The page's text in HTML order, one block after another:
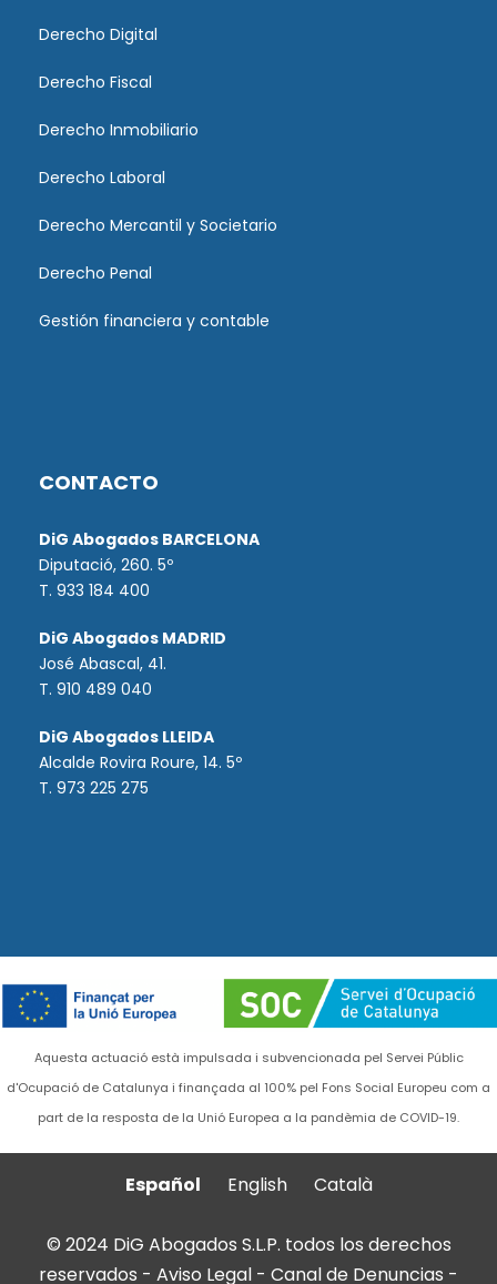
Derecho Digital
Derecho Fiscal
Derecho Inmobiliario
Derecho Laboral
Derecho Mercantil y Societario
Derecho Penal
Gestión financiera y contable
CONTACTO
DiG Abogados BARCELONA
Diputació, 260. 5º
T. 933 184 400
DiG Abogados MADRID
José Abascal, 41.
T. 910 489 040
DiG Abogados LLEIDA
Alcalde Rovira Roure, 14. 5º
T. 973 225 275
Aquesta actuació està impulsada i subvencionada pel Servei Públic
d'Ocupació de Catalunya i finançada al 100% pel Fons Social Europeu com a
part de la resposta de la Unió Europea a la pandèmia de COVID-19.
Español English Català
© 2024 DiG Abogados S.L.P. todos los derechos
reservados - Aviso Legal - Canal de Denuncias -